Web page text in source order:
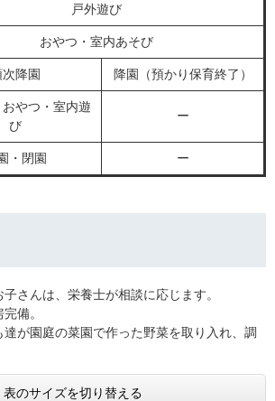
戸外遊び
おやつ・室内あそび
次降園 降園（預かり保育終了）
やつ・室内遊
び
ー
・閉園 ー
さんは、栄養士が相談に応じます。
備。
が園庭の菜園で作った野菜を取り入れ、調
表のサイズを切り替える